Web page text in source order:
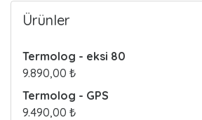
s
s
Ürünler
Termolog - eksi 80
9.890,00 ₺
Termolog - GPS
9.490,00 ₺